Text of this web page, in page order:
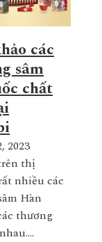
các
sâm
chất
2023
thị
nhiều các
Hàn
thương